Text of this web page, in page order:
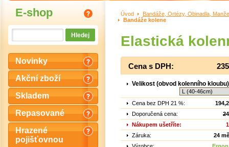
E-shop
Novinky
Akční zboží
Skladem
Repasované
Hrazené
pojišťovnou
Úvod >
Bandáže, Ortézy, Obinadla,
Bandáže kolene
Elastická
Cena s DPH:
Velikost (obvod kolenního
Cena bez DPH 21 %:
Doporučená cena:
Nákupem ušetříte:
Záruka:
24